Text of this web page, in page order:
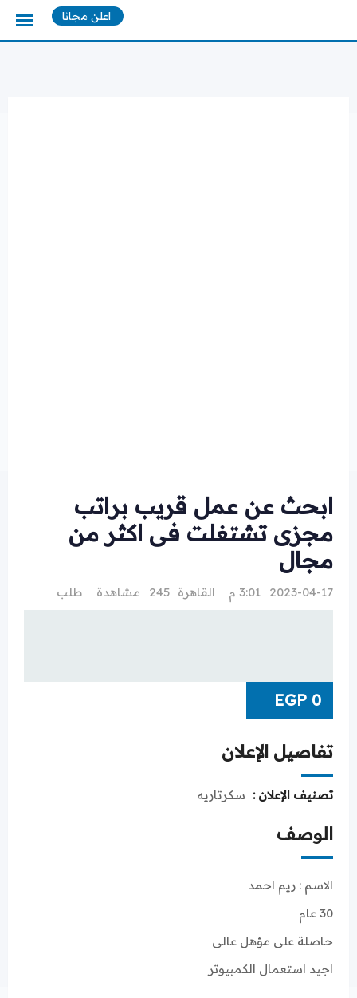
اعلن مجانا
ابحث عن عمل قريب براتب
مجزى تشتغلت فى اكثر من
مجال
2023-04-17 3:01 م القاهرة 245 مشاهدة طلب
EGP 0
تفاصيل الإعلان
تصنيف الإعلان : سكرتاريه
الوصف
الاسم : ريم احمد
30 عام
حاصلة على مؤهل عالى
اجيد استعمال الكمبيوتر